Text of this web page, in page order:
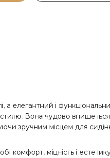
а елегантний і
Вона чудово
зручним місцем для
комфорт, міцність і